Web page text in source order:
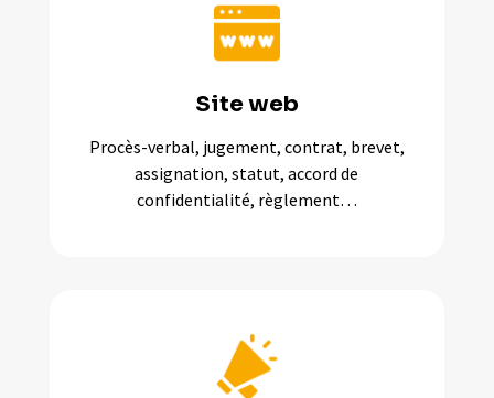
Site web
Procès-verbal, jugement, contrat, brevet,
assignation, statut, accord de
confidentialité, règlement…